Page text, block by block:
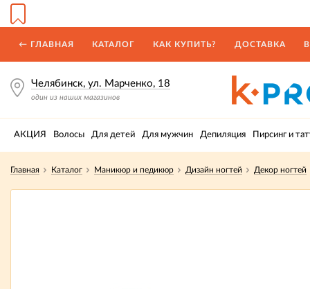
← ГЛАВНАЯ КАТАЛОГ КАК КУПИТЬ? ДОСТАВКА
Челябинск, ул. Марченко, 18
один из наших магазинов
АКЦИЯ Волосы Для детей Для мужчин Депиляция Пирсинг и
Главная Каталог Маникюр и педикюр Дизайн ногтей Декор ногтей